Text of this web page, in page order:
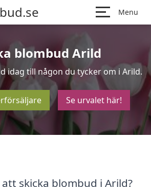
Menu
blombud Arild
idag till någon du tycker om i Arild.
Se urvalet här!
skicka blombud i Arild?